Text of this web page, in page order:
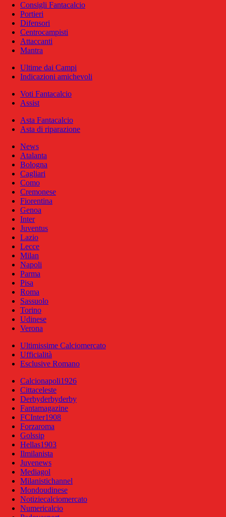
Consigli Fantacalcio
Portieri
Difensori
Centrocampisti
Attaccanti
Mantra
Ultime dai Campi
Indicazioni amichevoli
Voti Fantacalcio
Assist
Asta Fantacalcio
Asta di riparazione
News
Atalanta
Bologna
Cagliari
Como
Cremonese
Fiorentina
Genoa
Inter
Juventus
Lazio
Lecce
Milan
Napoli
Parma
Pisa
Roma
Sassuolo
Torino
Udinese
Verona
Ultimissime Calciomercato
Ufficialità
Esclusive Romano
Calcionapoli1926
Cittaceleste
Derbyderbyderby
Fantamagazine
FCInter1908
Forzaroma
Golssip
Hellas1903
Ilmilanista
Juvenews
Mediagol
Milanistichannel
Mondoudinese
Notiziecalciomercato
Numericalcio